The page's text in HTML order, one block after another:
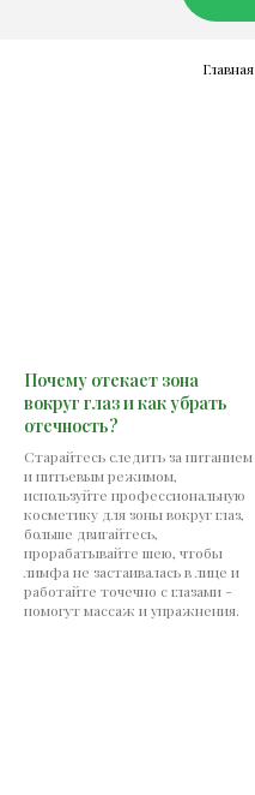
Главная
Почему отекает зона
вокруг глаз и как убрать
отечность?
Старайтесь следить за питанием
и питьевым режимом,
используйте профессиональную
косметику для зоны вокруг глаз,
больше двигайтесь,
прорабатывайте шею, чтобы
лимфа не застаивалась в лице и
работайте точечно с глазами -
помогут массаж и упражнения.